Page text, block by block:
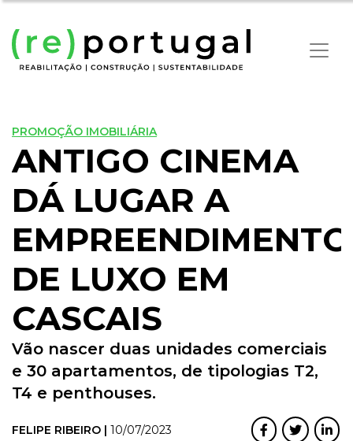
PROMOÇÃO IMOBILIÁRIA
ANTIGO CINEMA
DÁ LUGAR A
EMPREENDIMENTO
DE LUXO EM
CASCAIS
Vão nascer duas unidades comerciais
e 30 apartamentos, de tipologias T2,
T4 e penthouses.
FELIPE RIBEIRO | 10/07/2023